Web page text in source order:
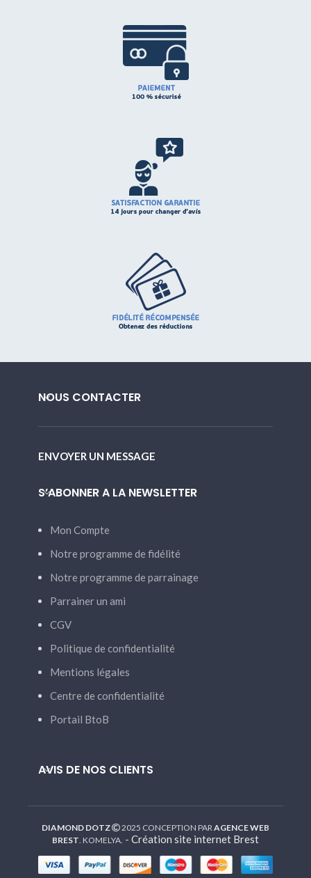
NOUS CONTACTER
ENVOYER UN MESSAGE
S’ABONNER A LA NEWSLETTER
Mon Compte
Notre programme de fidélité
Notre programme de parrainage
Parrainer un ami
CGV
Politique de confidentialité
Mentions légales
Centre de confidentialité
Portail BtoB
AVIS DE NOS CLIENTS
DIAMOND DOTZ 2025 CONCEPTION PAR AGENCE WEB
BREST . KOMELYA. - Création site internet Brest